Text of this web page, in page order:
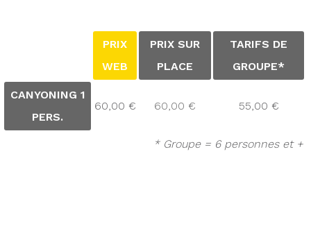
PRIX
WEB
PRIX SUR
PLACE
TARIFS DE
GROUPE*
CANYONING 1
PERS.
60,00 € 60,00 € 55,00 €
* Groupe = 6 personnes et +